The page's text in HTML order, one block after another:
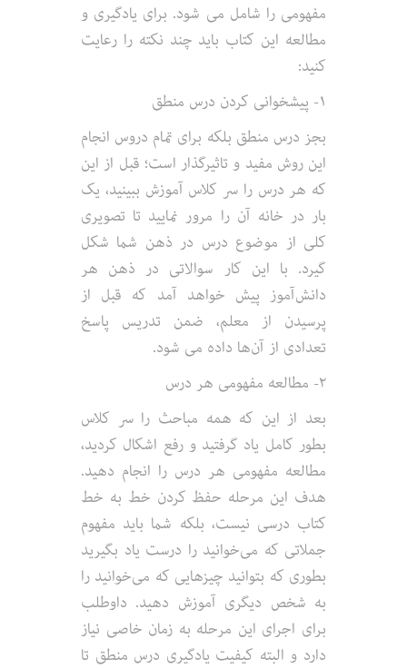
مفهومی را شامل می شود. برای یادگیری و
مطالعه این کتاب باید چند نکته را رعایت
کنید:
۱- پیشخوانی کردن درس منطق
بجز درس منطق بلکه برای تمام دروس انجام
این روش مفید و تاثیرگذار است؛ قبل از این
که هر درس را سر کلاس آموزش ببینید، یک
بار در خانه آن را مرور نمایید تا تصویری
کلی از موضوع درس در ذهن شما شکل
گیرد. با این کار سوالاتی در ذهن هر
دانش‌آموز پیش خواهد آمد که قبل از
پرسیدن از معلم، ضمن تدریس پاسخ
تعدادی از آن‌ها داده می شود.
۲- مطالعه مفهومی هر درس
بعد از این که همه مباحث را سر کلاس
بطور کامل یاد گرفتید و رفع اشکال کردید،
مطالعه مفهومی هر درس را انجام دهید.
هدف این مرحله حفظ کردن خط به خط
کتاب درسی نیست، بلکه شما باید مفهوم
جملاتی که می‌خوانید را درست یاد بگیرید
بطوری که بتوانید چیزهایی که می‌خوانید را
به شخص دیگری آموزش دهید. داوطلب
برای اجرای این مرحله به زمان خاصی نیاز
دارد و البته کیفیت یادگیری درس منطق تا